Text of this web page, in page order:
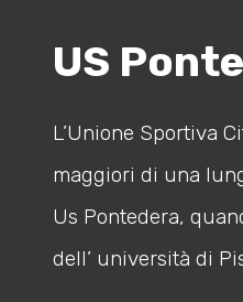
US
L’Unione Sportiva
maggiori di una
Us Pontedera,
dell’ università di